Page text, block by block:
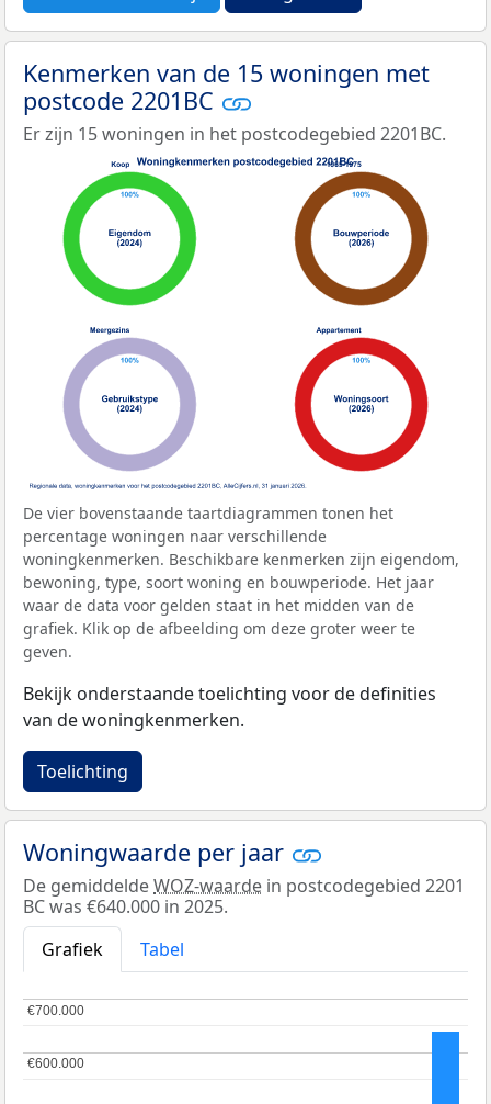
Kenmerken van de 15 woningen met
postcode 2201BC
Er zijn 15 woningen in het postcodegebied 2201BC.
De vier bovenstaande taartdiagrammen tonen het
percentage woningen naar verschillende
woningkenmerken. Beschikbare kenmerken zijn eigendom,
bewoning, type, soort woning en bouwperiode. Het jaar
waar de data voor gelden staat in het midden van de
grafiek. Klik op de afbeelding om deze groter weer te
geven.
Bekijk onderstaande toelichting voor de definities
van de woningkenmerken.
Toelichting
Woningwaarde per jaar
De gemiddeldeWOZ-waarde in postcodegebied 2201
BC was €640.000 in 2025.
Grafiek
Tabel
€600.000
€600.000
€700.000
€700.000